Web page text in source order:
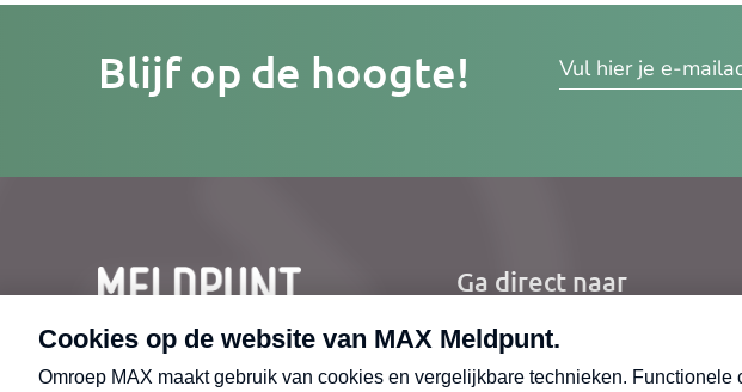
Blijf op de hoogte!
Ga direct naar
Home